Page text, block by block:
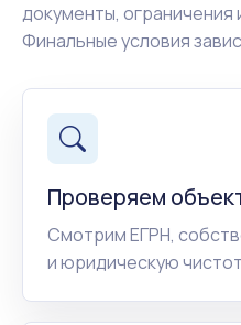
документы, ограничения
Финальные условия
Проверяем
Смотрим ЕГРН,
и юридическую